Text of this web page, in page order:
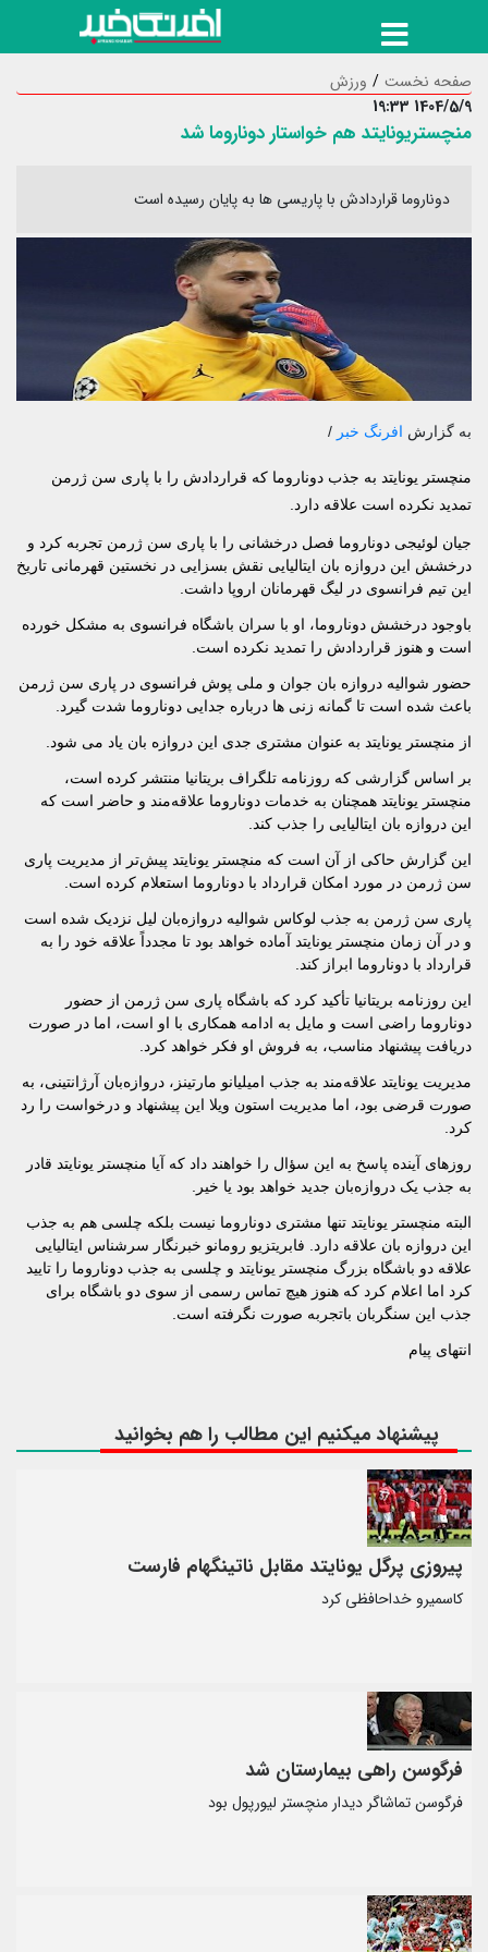
صفحه نخست
ورزش
1404/5/9 19:33
منچستریونایتد هم خواستار دوناروما شد
دوناروما قراردادش با پاریسی ها به پایان رسیده است
به گزارش افرنگ خبر /
منچستر یونایتد به جذب دوناروما که قراردادش را با پاری سن ژرمن
تمدید نکرده است علاقه دارد.
جیان لوئیجی دوناروما فصل درخشانی را با پاری سن ژرمن تجربه کرد و
درخشش این دروازه بان ایتالیایی نقش بسزایی در نخستین قهرمانی تاریخ
این تیم فرانسوی در لیگ قهرمانان اروپا داشت.
باوجود درخشش دوناروما، او با سران باشگاه فرانسوی به مشکل خورده
است و هنوز قراردادش را تمدید نکرده است.
حضور شوالیه دروازه بان جوان و ملی پوش فرانسوی در پاری سن ژرمن
باعث شده است تا گمانه زنی ها درباره جدایی دوناروما شدت گیرد.
از منچستر یونایتد به عنوان مشتری جدی این دروازه بان یاد می شود.
بر اساس گزارشی که روزنامه تلگراف بریتانیا منتشر کرده است،
منچستر یونایتد همچنان به خدمات دوناروما علاقه‌مند و حاضر است که
این دروازه بان ایتالیایی را جذب کند.
این گزارش حاکی از آن است که منچستر یونایتد پیش‌تر از مدیریت پاری
سن ژرمن در مورد امکان قرارداد با دوناروما استعلام کرده است.
پاری سن ژرمن به جذب لوکاس شوالیه دروازه‌بان لیل نزدیک شده است
و در آن زمان منچستر یونایتد آماده خواهد بود تا مجدداً علاقه خود را به
قرارداد با دوناروما ابراز کند.
این روزنامه بریتانیا تأکید کرد که باشگاه پاری سن ژرمن از حضور
دوناروما راضی است و مایل به ادامه همکاری با او است، اما در صورت
دریافت پیشنهاد مناسب، به فروش او فکر خواهد کرد.
مدیریت یونایتد علاقه‌مند به جذب امیلیانو مارتینز، دروازه‌بان آرژانتینی، به
صورت قرضی بود، اما مدیریت استون ویلا این پیشنهاد و درخواست را رد
کرد.
روزهای آینده پاسخ به این سؤال را خواهند داد که آیا منچستر یونایتد قادر
به جذب یک دروازه‌بان جدید خواهد بود یا خیر.
البته منچستر یونایتد تنها مشتری دوناروما نیست بلکه چلسی هم به جذب
این دروازه بان علاقه دارد. فابریتزیو رومانو خبرنگار سرشناس ایتالیایی
علاقه دو باشگاه بزرگ منچستر یونایتد و چلسی به جذب دوناروما را تایید
کرد اما اعلام کرد که هنوز هیچ تماس رسمی از سوی دو باشگاه برای
جذب این سنگربان باتجربه صورت نگرفته است.
انتهای پیام
پیشنهاد میکنیم این مطالب را هم بخوانید
پیروزی پرگل یونایتد مقابل ناتینگهام فارست
کاسمیرو خداحافظی کرد
فرگوسن راهی بیمارستان شد
فرگوسن تماشاگر دیدار منچستر لیورپول بود